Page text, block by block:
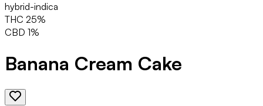
hybrid-indica
THC 25%
CBD 1%
Banana Cream Cake